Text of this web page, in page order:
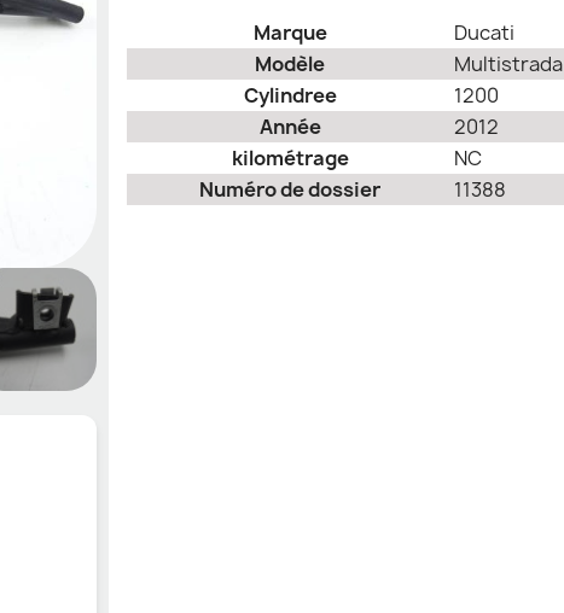
Marque
Ducati
Modèle
Multistrada
Cylindree
1200
Année
2012
kilométrage
NC
Numéro de dossier
11388